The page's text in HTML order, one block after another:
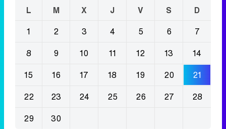
L M X J V S
D
1
2 3 4 5 6
7
8
9 10 11 12 13
14
15
16 17 18 19 20
21
22
23 24 25 26 27
28
29
30